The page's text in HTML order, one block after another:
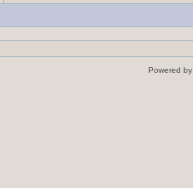
Powered by